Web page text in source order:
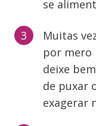
se
Muitas
por mero
deixe
de puxar
exagerar